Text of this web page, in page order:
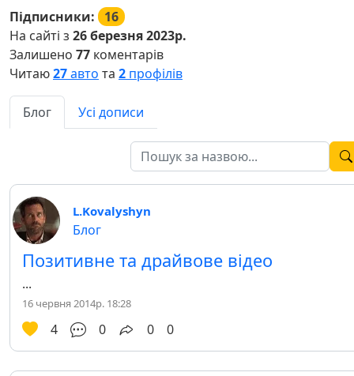
Підписники:
16
На сайті з 26 березня 2023р.
Залишено 77 коментарів
Читаю27авто та 2 профілів
Блог Усі дописи
L.Kovalyshyn
Блог
Позитивне та драйвове відео
...
16 червня 2014р. 18:28
4 0 0 0